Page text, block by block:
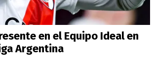
en el Equipo Ideal en
Argentina